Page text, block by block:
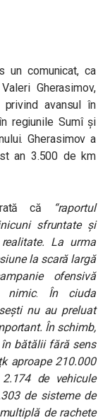
un comunicat, ca
Gherasimov,
avansul în
regiunile Sumî și
Gherasimov a
an 3.500 de km
că
“raportul
sfruntate și
La urma
la scară largă
ofensivă
nimic. În ciuda
nu au preluat
În schimb,
bătălii fără sens
aproape 210.000
de vehicule
de sisteme de
de rachete